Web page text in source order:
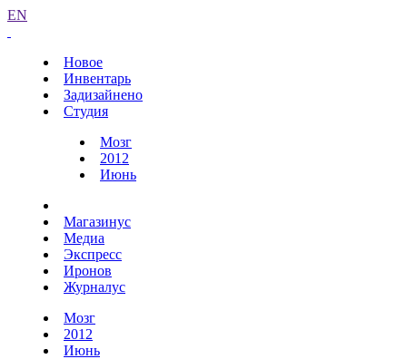
EN
Новое
Инвентарь
Задизайнено
Студия
Мозг
2012
Июнь
Магазинус
Медиа
Экспресс
Иронов
Журналус
Мозг
2012
Июнь